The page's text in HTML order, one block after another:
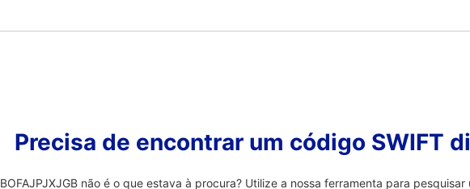
Precisa de encontrar um código SWIFT
BOFAJPJXJGB não é o que estava à procura? Utilize a nossa ferramenta para